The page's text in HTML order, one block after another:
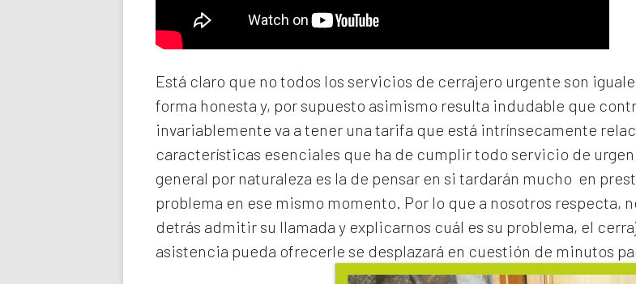
Está claro que no todos los servicios de cerrajero urgente son
forma honesta y, por supuesto asimismo resulta indudable que
invariablemente va a tener una tarifa que está intrínsecamente
características esenciales que ha de cumplir todo servicio de
general por naturaleza es la de pensar en si tardarán mucho en
problema en ese mismo momento. Por lo que a nosotros respecta,
detrás admitir su llamada y explicarnos cuál es su problema, el
asistencia pueda ofrecerle se desplazará en cuestión de minutos